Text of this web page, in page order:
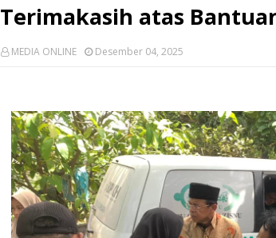
Terimakasih atas
MEDIA ONLINE Desember 04, 2025